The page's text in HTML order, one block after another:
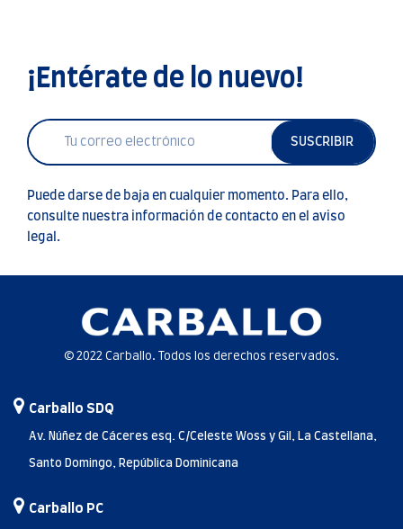
¡Entérate de lo nuevo!
SUSCRIBIR
Puede darse de baja en cualquier momento. Para ello,
consulte nuestra información de contacto en el aviso
legal.
© 2022 Carballo. Todos los derechos reservados.
Carballo SDQ
Av. Núñez de Cáceres esq. C/Celeste Woss y Gil, La Castellana,
Santo Domingo, República Dominicana
Carballo PC